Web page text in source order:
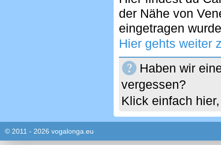
der Nähe von
eingetragen
Hier gehts weiter
Haben wir
vergessen?
Klick einfach
© 2011 - 2026 vogalonga.eu